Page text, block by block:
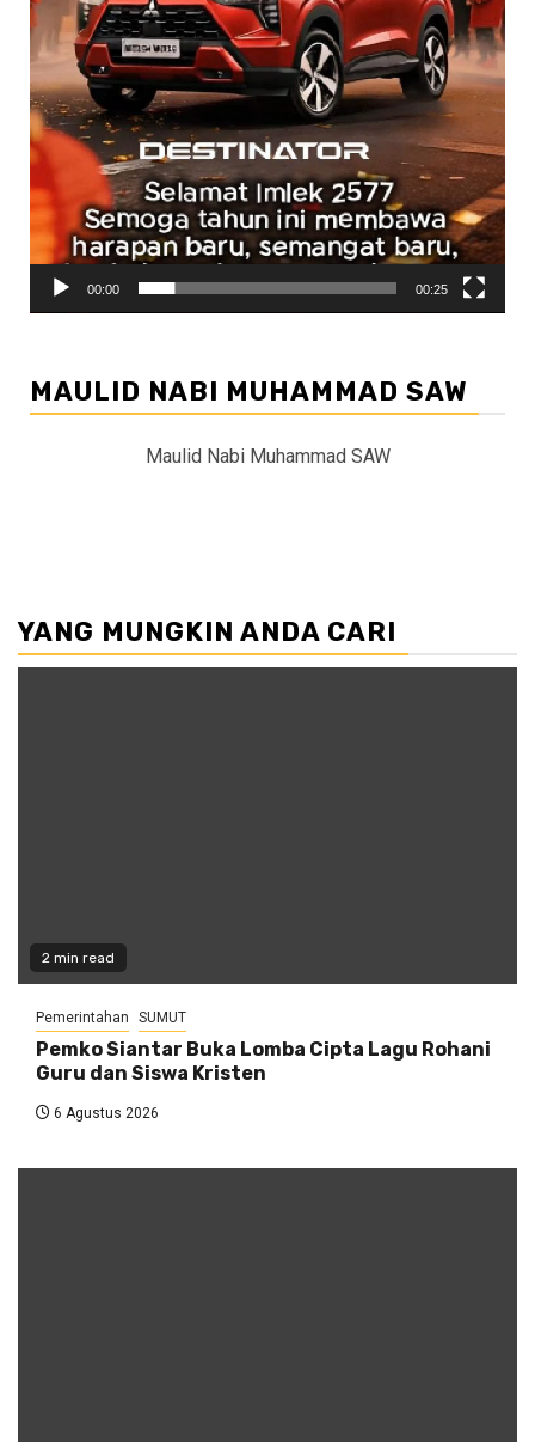
00:00 00:25
MAULID NABI MUHAMMAD SAW
Maulid Nabi Muhammad SAW
YANG MUNGKIN ANDA CARI
2 min read
Pemerintahan SUMUT
Pemko Siantar Buka Lomba Cipta Lagu Rohani
Guru dan Siswa Kristen
6 Agustus 2026